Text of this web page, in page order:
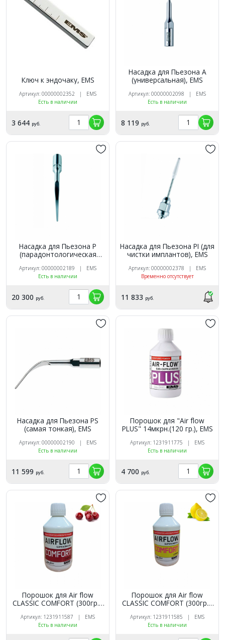
Ключ к эндочаку, ЕМS
Артикул: 00000002352 | EMS
Есть в наличии
3 644 руб.
Насадка для Пьезона А
(универсальная), EMS
Артикул: 00000002098 | EMS
Есть в наличии
8 119 руб.
Насадка для Пьезона Р
(парадонтологическая
Артикул: 00000002189 | EMS
Есть в наличии
20 300 руб.
Насадка для Пьезона РI (для
чистки имплантов), EMS
Артикул: 00000002378 | EMS
Временно отсутствует
11 833 руб.
Насадка для Пьезона РS
(самая тонкая), EMS
Артикул: 00000002190 | EMS
Есть в наличии
11 599 руб.
Порошок для "Air flow
PLUS" 14мкрн.(120 гр.), ЕМS
Артикул: 1231911775 | EMS
Есть в наличии
4 700 руб.
Порошок для Air flow
CLASSIC COMFORT (300гр.),
Артикул: 1231911587 | EMS
Есть в наличии
Порошок для Air flow
CLASSIC COMFORT (300гр.),
Артикул: 1231911585 | EMS
Есть в наличии